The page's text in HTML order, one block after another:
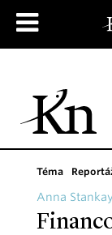
Téma
Anna